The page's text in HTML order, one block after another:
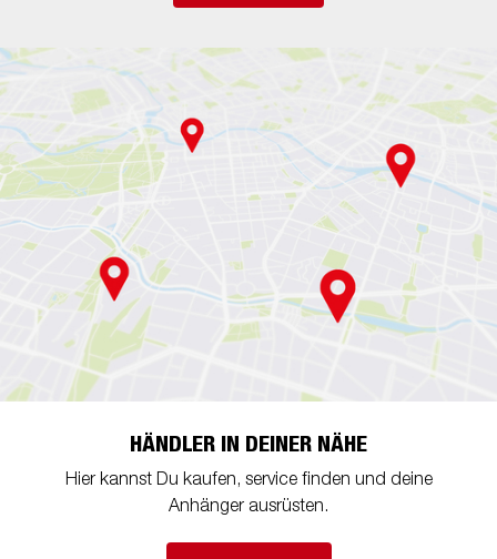
HÄNDLER IN DEINER NÄHE
Hier kannst Du kaufen, service finden und deine
Anhänger ausrüsten.